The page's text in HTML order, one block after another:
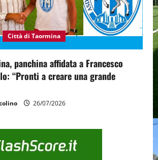
Città di Taormina
panchina affidata a Francesco
“Pronti a creare una grande
26/07/2026